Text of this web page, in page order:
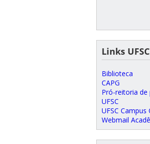
Links UFSC
Biblioteca
CAPG
Pró-reitoria de
UFSC
UFSC Campus
Webmail